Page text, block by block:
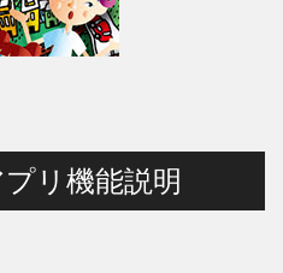
リ機能説明